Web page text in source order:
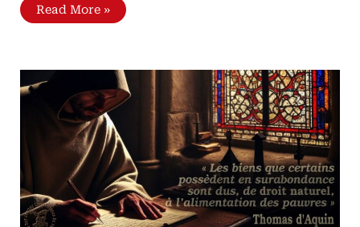
Thomas
Hobbes,
bourgeoisie
moderniste,
par
Hannah
Arendt
origine
puissance
limites
des
pouvoirs
totalitaires
Read More »